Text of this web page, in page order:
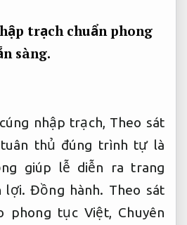
trạch chuẩn phong
sàng.
nhập trạch, Theo sát
thủ đúng trình tự là
giúp lễ diễn ra trang
lợi.Đồng hành. Theo sát
phong tục Việt, Chuyên